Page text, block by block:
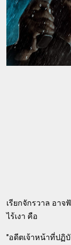
เรียกจักรวาล อาจ
ไร้เงา คือ
"อดีตเจ้าหน้าที่ปฏิ